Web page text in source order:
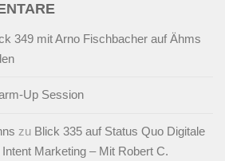
349 mit Arno Fischbacher auf Ähms
Up Session
zu Blick 335 auf Status Quo Digitale
Marketing – Mit Robert C.